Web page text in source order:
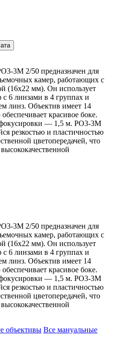
3М 2/50 предназначен для
камер, работающих с
(16x22 мм). Он использует
6 линзами в 4 группах и
линз. Объектив имеет 14
красивое боке.
— 1,5 м. РО3-3М
резкостью и пластичностью
цветопередачей, что
3М 2/50 предназначен для
камер, работающих с
(16x22 мм). Он использует
6 линзами в 4 группах и
линз. Объектив имеет 14
красивое боке.
— 1,5 м. РО3-3М
резкостью и пластичностью
цветопередачей, что
объективы Все мануальные